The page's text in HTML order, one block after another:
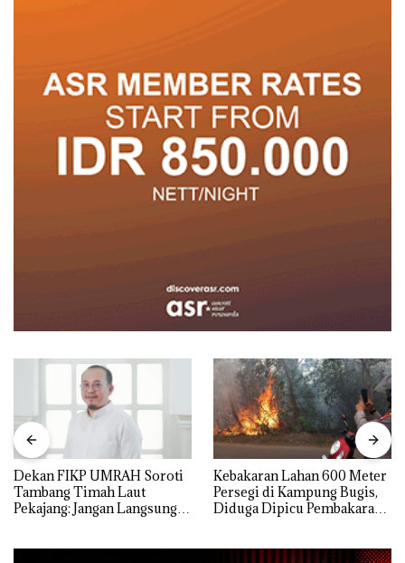
Dekan FIKP UMRAH Soroti
Tambang Timah Laut
Pekajang: Jangan Langsung
Kebakaran Lahan 600 Meter
Persegi di Kampung Bugis,
Diduga Dipicu Pembakaran